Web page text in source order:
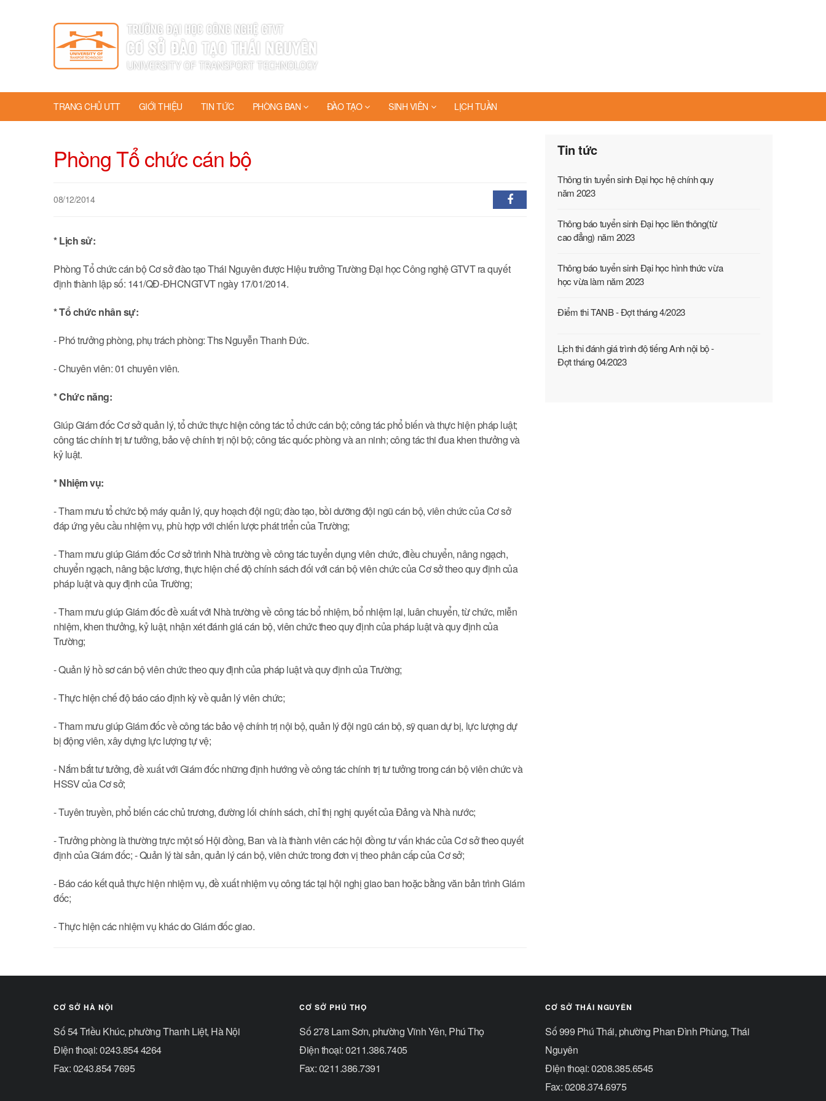
TRANG CHỦ UTT GIỚI THIỆU TIN TỨC PHÒNG BAN ĐÀO TẠO SINH VIÊN LỊCH TUẦN
Phòng Tổ chức cán bộ
08/12/2014
* Lịch sử:
Phòng Tổ chức cán bộ Cơ sở đào tạo Thái Nguyên được Hiệu trưởng Trường Đại học Công nghệ GTVT ra quyết
định thành lập số: 141/QĐ-ĐHCNGTVT ngày 17/01/2014.
* Tổ chức nhân sự:
- Phó trưởng phòng, phụ trách phòng: Ths Nguyễn Thanh Đức.
- Chuyên viên: 01 chuyên viên.
* Chức năng:
Giúp Giám đốc Cơ sở quản lý, tổ chức thực hiện công tác tổ chức cán bộ; công tác phổ biến và thực hiện pháp luật;
công tác chính trị tư tưởng, bảo vệ chính trị nội bộ; công tác quốc phòng và an ninh; công tác thi đua khen thưởng và
kỷ luật.
* Nhiệm vụ:
- Tham mưu tổ chức bộ máy quản lý, quy hoạch đội ngũ; đào tạo, bồi dưỡng đội ngũ cán bộ, viên chức của Cơ sở
đáp ứng yêu cầu nhiệm vụ, phù hợp với chiến lược phát triển của Trường;
- Tham mưu giúp Giám đốc Cơ sở trình Nhà trường về công tác tuyển dụng viên chức, điều chuyển, nâng ngạch,
chuyển ngạch, nâng bậc lương, thực hiện chế độ chính sách đối với cán bộ viên chức của Cơ sở theo quy định của
pháp luật và quy định của Trường;
- Tham mưu giúp Giám đốc đề xuất với Nhà trường về công tác bổ nhiệm, bổ nhiệm lại, luân chuyển, từ chức, miễn
nhiệm, khen thưởng, kỷ luật, nhận xét đánh giá cán bộ, viên chức theo quy định của pháp luật và quy định của
Trường;
- Quản lý hồ sơ cán bộ viên chức theo quy định của pháp luật và quy định của Trường;
- Thực hiện chế độ báo cáo định kỳ về quản lý viên chức;
- Tham mưu giúp Giám đốc về công tác bảo vệ chính trị nội bộ, quản lý đội ngũ cán bộ, sỹ quan dự bị, lực lượng dự
bị động viên, xây dựng lực lượng tự vệ;
- Nắm bắt tư tưởng, đề xuất với Giám đốc những định hướng về công tác chính trị tư tưởng trong cán bộ viên chức và
HSSV của Cơ sở;
- Tuyên truyền, phổ biến các chủ trương, đường lối chính sách, chỉ thị nghị quyết của Đảng và Nhà nước;
- Trưởng phòng là thường trực một số Hội đồng, Ban và là thành viên các hội đồng tư vấn khác của Cơ sở theo quyết
định của Giám đốc; - Quản lý tài sản, quản lý cán bộ, viên chức trong đơn vị theo phân cấp của Cơ sở;
- Báo cáo kết quả thực hiện nhiệm vụ, đề xuất nhiệm vụ công tác tại hội nghị giao ban hoặc bằng văn bản trình Giám
đốc;
- Thực hiện các nhiệm vụ khác do Giám đốc giao.
Tin tức
Thông tin tuyển sinh Đại học hệ chính quy
năm 2023
Thông báo tuyển sinh Đại học liên thông(từ
cao đẳng) năm 2023
Thông báo tuyển sinh Đại học hình thức vừa
học vừa làm năm 2023
Điểm thi TANB - Đợt tháng 4/2023
Lịch thi đánh giá trình độ tiếng Anh nội bộ -
Đợt tháng 04/2023
CƠ SỞ HÀ NỘI
Số 54 Triều Khúc, phường Thanh Liệt, Hà Nội
Điện thoại: 0243.854 4264
Fax: 0243.854 7695
CƠ SỞ PHÚ THỌ
Số 278 Lam Sơn, phường Vĩnh Yên, Phú Thọ
Điện thoại: 0211.386.7405
Fax: 0211.386.7391
CƠ SỞ THÁI NGUYÊN
Số 999 Phú Thái, phường Phan Đình Phùng, Thái
Nguyên
Điện thoại: 0208.385.6545
Fax: 0208.374.6975